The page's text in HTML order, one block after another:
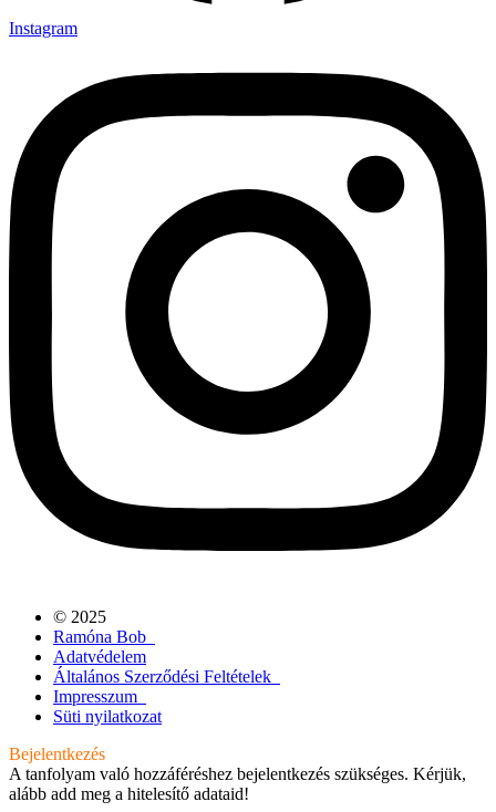
Instagram
© 2025
Ramóna Bob
Adatvédelem
Általános Szerződési Feltételek
Impresszum
Süti nyilatkozat
Bejelentkezés
A tanfolyam való hozzáféréshez bejelentkezés szükséges. Kérjük,
alább add meg a hitelesítő adataid!